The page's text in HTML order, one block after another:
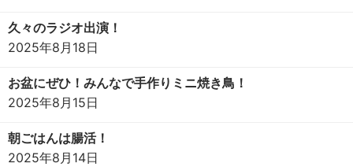
久々のラジオ出演！
2025年8月18日
お盆にぜひ！みんなで手作りミニ焼き鳥！
2025年8月15日
朝ごはんは腸活！
2025年8月14日